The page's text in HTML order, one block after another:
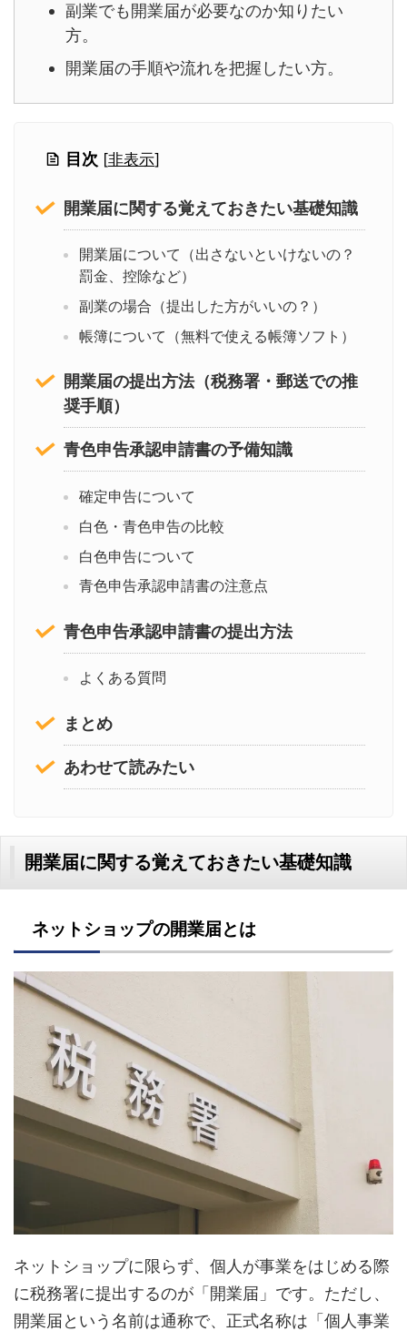
副業でも開業届が必要なのか知りたい
方。
開業届の手順や流れを把握したい方。
目次 [非表示]
開業届に関する覚えておきたい基礎知識
開業届について（出さないといけないの？
罰金、控除など）
副業の場合（提出した方がいいの？）
帳簿について（無料で使える帳簿ソフト）
開業届の提出方法（税務署・郵送での推
奨手順）
青色申告承認申請書の予備知識
確定申告について
白色・青色申告の比較
白色申告について
青色申告承認申請書の注意点
青色申告承認申請書の提出方法
よくある質問
まとめ
あわせて読みたい
開業届に関する覚えておきたい基礎知識
ネットショップの開業届とは
ネットショップに限らず、個人が事業をはじめる際
に税務署に提出するのが「開業届」です。ただし、
開業届という名前は通称で、正式名称は「個人事業